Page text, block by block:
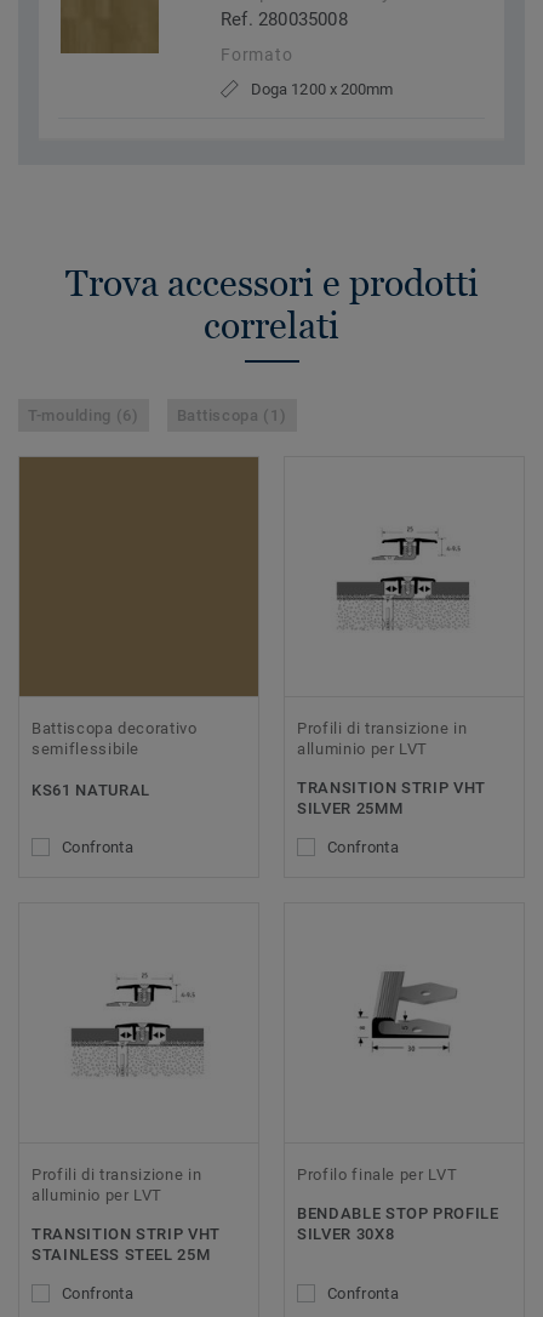
Ref. 280035008
Formato
Doga 1200 x 200mm
Trova accessori e prodotti
correlati
T-moulding (6) Battiscopa (1)
Battiscopa decorativo
semiflessibile
KS61 NATURAL
Confronta
Profili di transizione in
alluminio per LVT
TRANSITION STRIP VHT
SILVER 25MM
Confronta
Profili di transizione in
alluminio per LVT
TRANSITION STRIP VHT
STAINLESS STEEL 25M
Confronta
Profilo finale per LVT
BENDABLE STOP PROFILE
SILVER 30X8
Confronta